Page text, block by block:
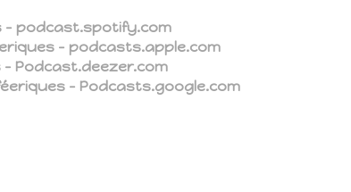
– podcast.spotify.com
– podcasts.apple.com
Podcast.deezer.com
– Podcasts.google.com